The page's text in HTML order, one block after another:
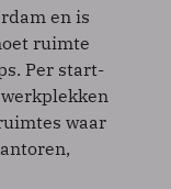
en is
ruimte
Per start-
waar